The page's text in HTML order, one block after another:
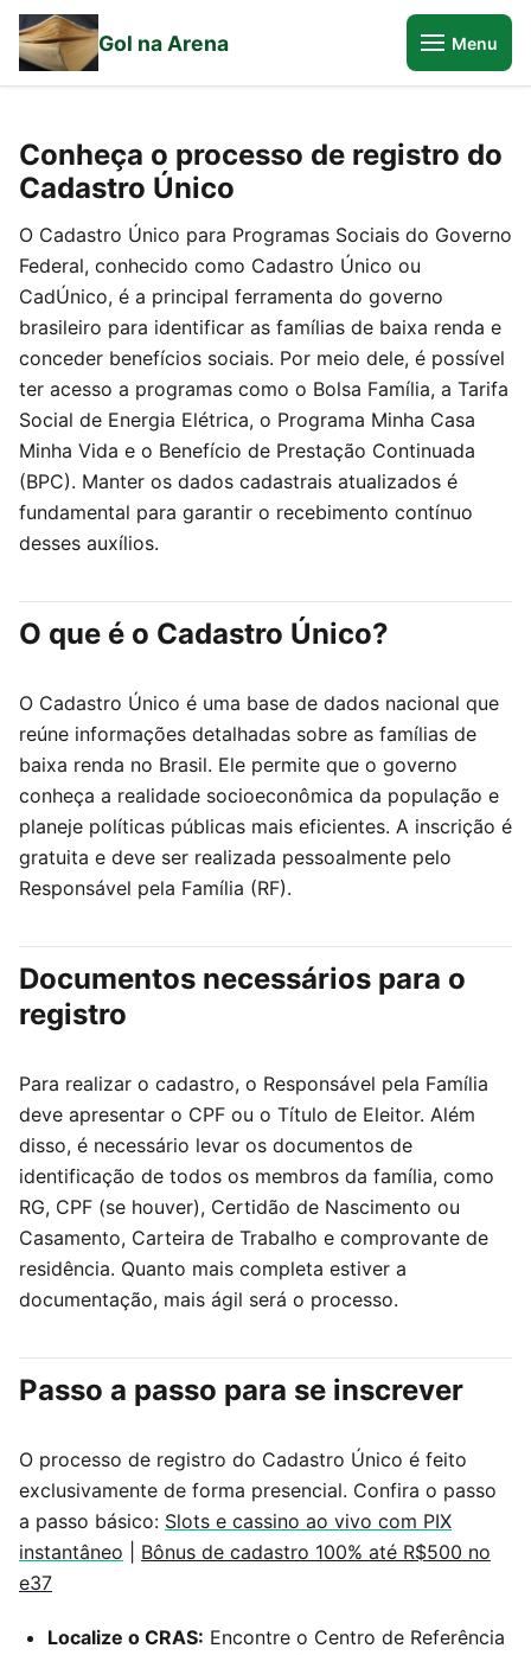
Gol na Arena Menu
Conheça o processo de registro do
Cadastro Único
O Cadastro Único para Programas Sociais do Governo
Federal, conhecido como Cadastro Único ou
CadÚnico, é a principal ferramenta do governo
brasileiro para identificar as famílias de baixa renda e
conceder benefícios sociais. Por meio dele, é possível
ter acesso a programas como o Bolsa Família, a Tarifa
Social de Energia Elétrica, o Programa Minha Casa
Minha Vida e o Benefício de Prestação Continuada
(BPC). Manter os dados cadastrais atualizados é
fundamental para garantir o recebimento contínuo
desses auxílios.
O que é o Cadastro Único?
O Cadastro Único é uma base de dados nacional que
reúne informações detalhadas sobre as famílias de
baixa renda no Brasil. Ele permite que o governo
conheça a realidade socioeconômica da população e
planeje políticas públicas mais eficientes. A inscrição é
gratuita e deve ser realizada pessoalmente pelo
Responsável pela Família (RF).
Documentos necessários para o
registro
Para realizar o cadastro, o Responsável pela Família
deve apresentar o CPF ou o Título de Eleitor. Além
disso, é necessário levar os documentos de
identificação de todos os membros da família, como
RG, CPF (se houver), Certidão de Nascimento ou
Casamento, Carteira de Trabalho e comprovante de
residência. Quanto mais completa estiver a
documentação, mais ágil será o processo.
Passo a passo para se inscrever
O processo de registro do Cadastro Único é feito
exclusivamente de forma presencial. Confira o passo
a passo básico: Slots e cassino ao vivo com PIX
instantâneo
Bônus de cadastro 100% até R$500 no
e37
Localize o CRAS: Encontre o Centro de Referência